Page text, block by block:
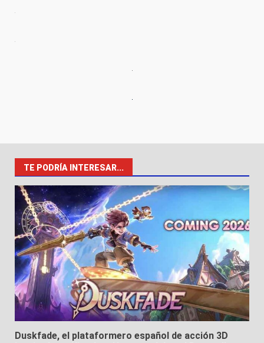
TE PODRÍA INTERESAR...